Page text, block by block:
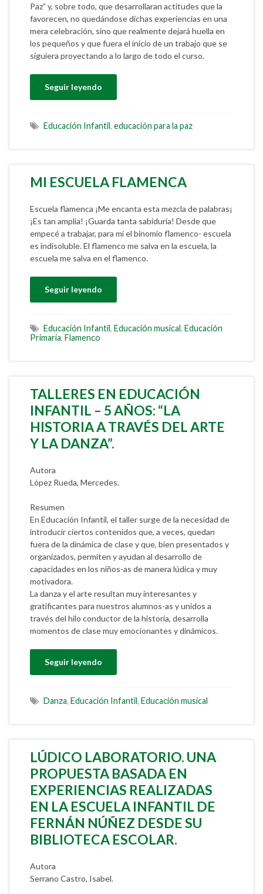
Paz” y, sobre todo, que desarrollaran actitudes que la
favorecen, no quedándose dichas experiencias en una
mera celebración, sino que realmente dejará huella en
los pequeños y que fuera el inicio de un trabajo que se
siguiera proyectando a lo largo de todo el curso.
Seguir leyendo
Educación Infantil, educación para la paz
MI ESCUELA FLAMENCA
Escuela flamenca ¡Me encanta esta mezcla de palabras¡
¡Es tan amplia! ¡Guarda tanta sabiduría! Desde que
empecé a trabajar, para mí el binomio flamenco- escuela
es indisoluble. El flamenco me salva en la escuela, la
escuela me salva en el flamenco.
Seguir leyendo
Educación Infantil, Educación musical, Educación
Primaria, Flamenco
TALLERES EN EDUCACIÓN
INFANTIL – 5 AÑOS: “LA
HISTORIA A TRAVÉS DEL ARTE
Y LA DANZA”.
Autora
López Rueda, Mercedes.
Resumen
En Educación Infantil, el taller surge de la necesidad de
introducir ciertos contenidos que, a veces, quedan
fuera de la dinámica de clase y que, bien presentados y
organizados, permiten y ayudan al desarrollo de
capacidades en los niños-as de manera lúdica y muy
motivadora.
La danza y el arte resultan muy interesantes y
gratificantes para nuestros alumnos-as y unidos a
través del hilo conductor de la historia, desarrolla
momentos de clase muy emocionantes y dinámicos.
Seguir leyendo
Danza, Educación Infantil, Educación musical
LÚDICO LABORATORIO. UNA
PROPUESTA BASADA EN
EXPERIENCIAS REALIZADAS
EN LA ESCUELA INFANTIL DE
FERNÁN NÚÑEZ DESDE SU
BIBLIOTECA ESCOLAR.
Autora
Serrano Castro, Isabel.